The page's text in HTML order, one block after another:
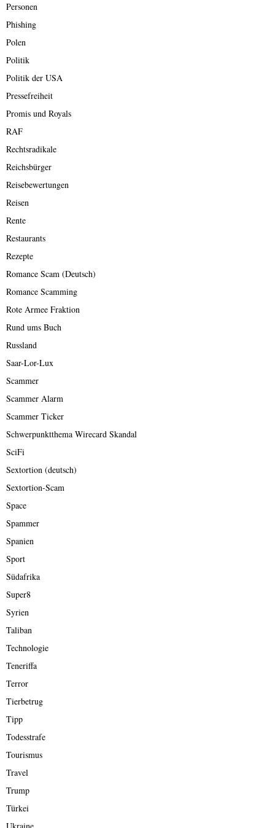
Personen
Phishing
Polen
Politik
Politik der USA
Pressefreiheit
Promis und Royals
RAF
Rechtsradikale
Reichsbürger
Reisebewertungen
Reisen
Rente
Restaurants
Rezepte
Romance Scam (Deutsch)
Romance Scamming
Rote Armee Fraktion
Rund ums Buch
Russland
Saar-Lor-Lux
Scammer
Scammer Alarm
Scammer Ticker
Schwerpunktthema Wirecard Skandal
SciFi
Sextortion (deutsch)
Sextortion-Scam
Space
Spammer
Spanien
Sport
Südafrika
Super8
Syrien
Taliban
Technologie
Teneriffa
Terror
Tierbetrug
Tipp
Todesstrafe
Tourismus
Travel
Trump
Türkei